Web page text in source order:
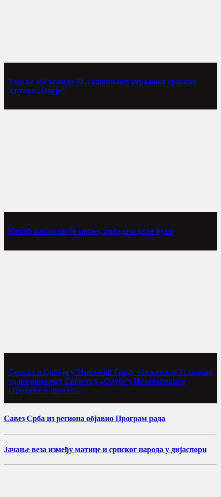
Уздоље обележило 31. годишњицу страдања српских
жртава „Олује“
Комић памти своје мртве, правда и даље ћути
Српска и Србија у Мркоњић Граду обиљежиле 31 годину
од погрома над Србима у „Олуји“; Не заборавити
страдање и прогон...
Савез Срба из региона објавио Програм рада
Јачање веза између матице и српског народа у дијаспори